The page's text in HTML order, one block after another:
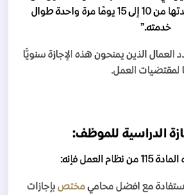
إجازة حج مدفوعة الأجر مدتها من 10 إلى 15 يومًا مرة واحدة طوال
خدمته.”
الذين يمنحون هذه الإجازة سنويًّا
لمقتضيات العمل.
الدراسية للموظف:
العمل فإنه:
مع افضل محاميمختص بإجازات